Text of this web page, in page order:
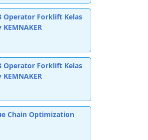
Operator Forklift Kelas
Operator Forklift Kelas
Chain Optimization